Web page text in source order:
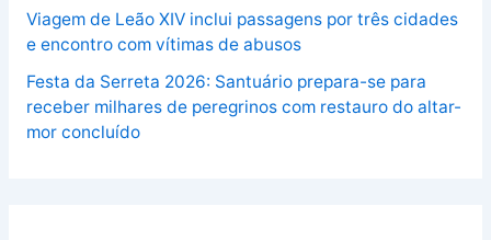
Viagem de Leão XIV inclui passagens por três cidades
e encontro com vítimas de abusos
Festa da Serreta 2026: Santuário prepara-se para
receber milhares de peregrinos com restauro do altar-
mor concluído